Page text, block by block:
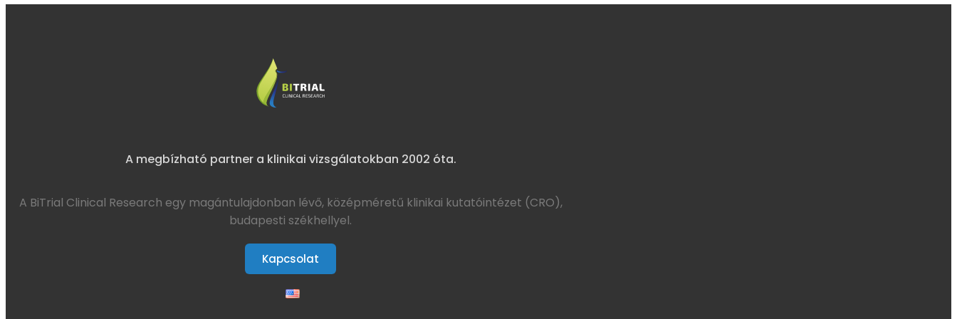
A megbízható partner a klinikai vizsgálatokban 2002 óta.
A BiTrial Clinical Research egy magántulajdonban lévő, középméretű klinikai kutatóintézet (CRO),
budapesti székhellyel.
Kapcsolat